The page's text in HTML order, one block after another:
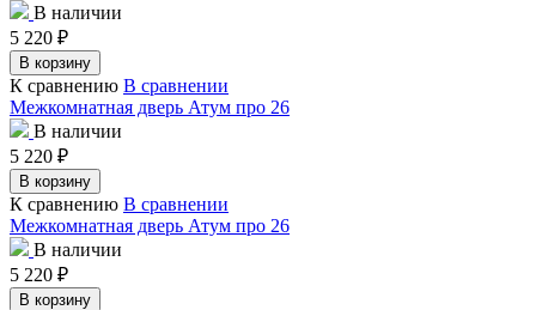
В наличии
5 220 ₽
В корзину
К сравнению В сравнении
Межкомнатная дверь Атум про 26
В наличии
5 220 ₽
В корзину
К сравнению В сравнении
Межкомнатная дверь Атум про 26
В наличии
5 220 ₽
В корзину